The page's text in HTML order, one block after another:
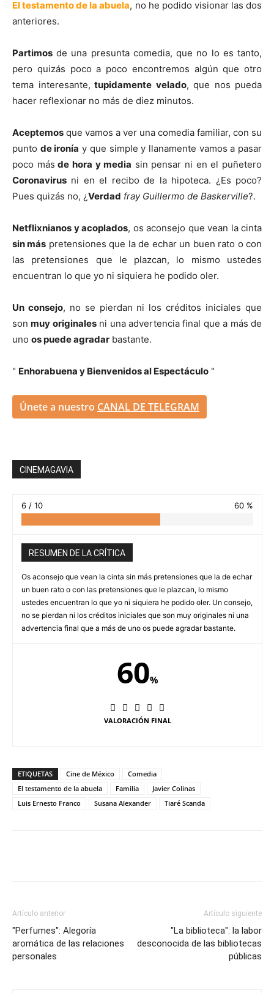
El testamento de la abuela, no he podido visionar las dos
anteriores.
Partimos de una presunta comedia, que no lo es tanto,
pero quizás poco a poco encontremos algún que otro
tema interesante, tupidamente velado, que nos pueda
hacer reflexionar no más de diez minutos.
Aceptemos que vamos a ver una comedia familiar, con su
punto de ironía y que simple y llanamente vamos a pasar
poco más de hora y media sin pensar ni en el puñetero
Coronavirus ni en el recibo de la hipoteca. ¿Es poco?
Pues quizás no, ¿Verdad fray Guillermo de Baskerville?.
Netflixnianos y acoplados, os aconsejo que vean la cinta
sin más pretensiones que la de echar un buen rato o con
las pretensiones que le plazcan, lo mismo ustedes
encuentran lo que yo ni siquiera he podido oler.
Un consejo, no se pierdan ni los créditos iniciales que
sonmuy originalesni una advertencia final que a más de
uno os puede agradar bastante.
" Enhorabuena y Bienvenidos al Espectáculo "
Únete a nuestro CANAL DE TELEGRAM
CINEMAGAVIA
6 / 10 60 %
RESUMEN DE LA CRÍTICA
Os aconsejo que vean la cinta sin más pretensiones que la de echar
un buen rato o con las pretensiones que le plazcan, lo mismo
ustedes encuentran lo que yo ni siquiera he podido oler. Un consejo,
no se pierdan ni los créditos iniciales que son muy originales ni una
advertencia final que a más de uno os puede agradar bastante.
60%
VALORACIÓN FINAL
ETIQUETAS Cine de México
Comedia
El testamento de la abuela
Familia
Javier Colinas
Luis Ernesto Franco
Susana Alexander Tiaré Scanda
Artículo anterior
"Perfumes": Alegoría
aromática de las relaciones
personales
Artículo siguiente
"La biblioteca": la labor
desconocida de las bibliotecas
públicas